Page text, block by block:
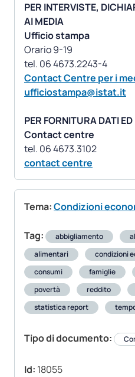
PER INTERVISTE,
AI MEDIA
Ufficio stampa
Orario 9-19
Contact Centre per i
ufficiostampa@istat.it
PER FORNITURA DATI
Contact centre
contact centre
Tema:Condizioni
Tag: abbigliamento
alimentari
condizioni
consumi
famiglie
povertà
reddito
statistica report
Tipo di documento:
Id: 18055